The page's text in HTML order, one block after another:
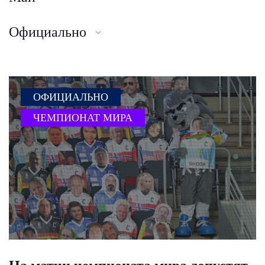
Официально
ОФИЦИАЛЬНО
ЧЕМПИОНАТ МИРА